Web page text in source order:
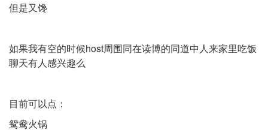
但是又馋
如果我有空的时候host周围同在读博的同道中人来家里吃饭
聊天有人感兴趣么
目前可以点：
鸳鸯火锅